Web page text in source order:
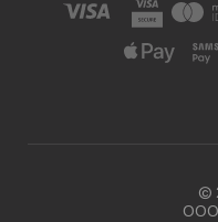
©
ООО